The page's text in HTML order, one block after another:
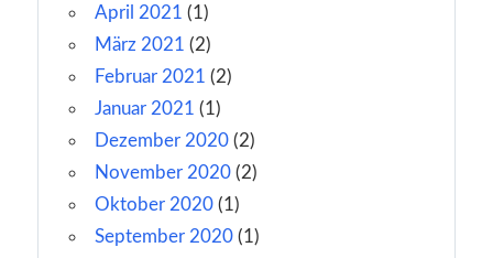
April 2021 (1)
März 2021 (2)
Februar 2021 (2)
Januar 2021 (1)
Dezember 2020 (2)
November 2020 (2)
Oktober 2020 (1)
September 2020 (1)